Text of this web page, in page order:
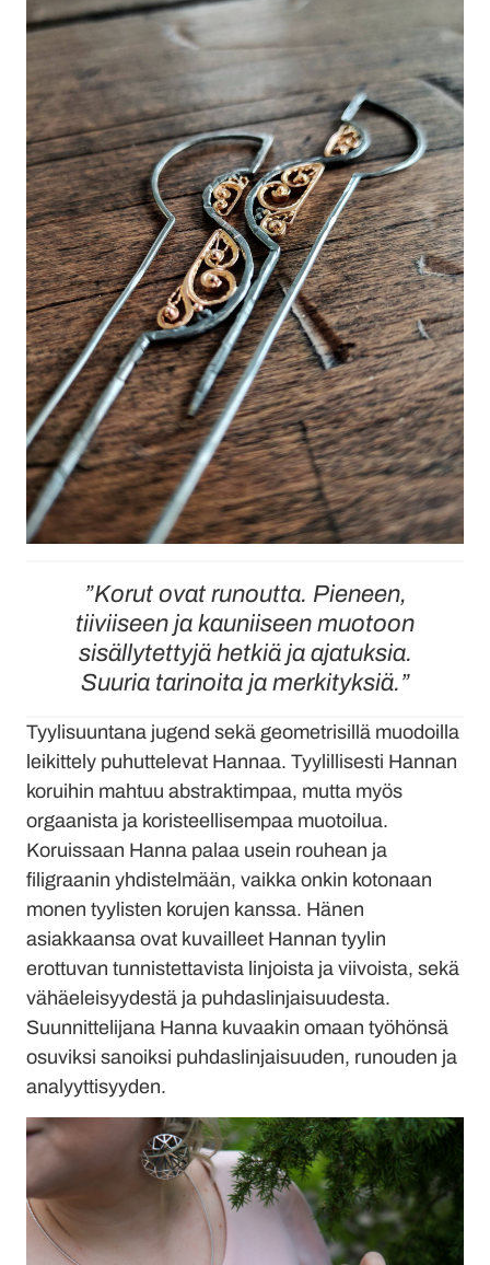
”Korut ovat runoutta. Pieneen,
tiiviiseen ja kauniiseen muotoon
sisällytettyjä hetkiä ja ajatuksia.
Suuria tarinoita ja merkityksiä.”
Tyylisuuntana jugend sekä geometrisillä muodoilla
leikittely puhuttelevat Hannaa. Tyylillisesti Hannan
koruihin mahtuu abstraktimpaa, mutta myös
orgaanista ja koristeellisempaa muotoilua.
Koruissaan Hanna palaa usein rouhean ja
filigraanin yhdistelmään, vaikka onkin kotonaan
monen tyylisten korujen kanssa. Hänen
asiakkaansa ovat kuvailleet Hannan tyylin
erottuvan tunnistettavista linjoista ja viivoista, sekä
vähäeleisyydestä ja puhdaslinjaisuudesta.
Suunnittelijana Hanna kuvaakin omaan työhönsä
osuviksi sanoiksi puhdaslinjaisuuden, runouden ja
analyyttisyyden.